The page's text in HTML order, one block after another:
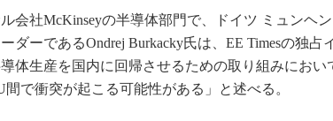
会社McKinseyの半導体部門で、ドイツ ミュンヘ
ダーであるOndrej Burkacky氏は、EE Timesの独占
導体生産を国内に回帰させるための取り組みにお
間で衝突が起こる可能性がある」と述べる。